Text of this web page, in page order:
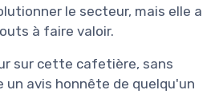
le secteur, mais elle a
à faire valoir.
sur cette cafetière, sans
un avis honnête de quelqu'un